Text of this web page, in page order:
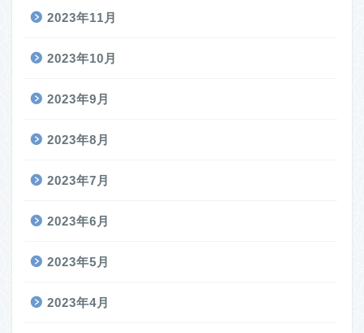
2023年11月
2023年10月
2023年9月
2023年8月
2023年7月
2023年6月
2023年5月
2023年4月